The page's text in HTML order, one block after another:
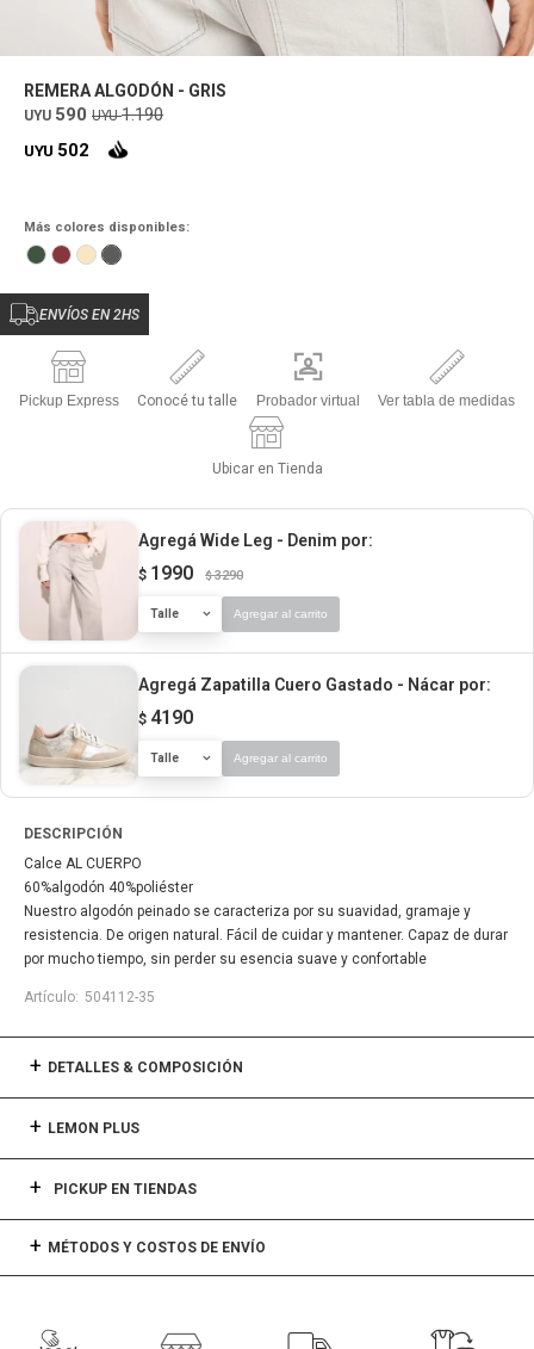
REMERA ALGODÓN - GRIS
UYU 590 UYU 1.190
UYU 502
Más colores disponibles:
ENVÍOS EN 2HS
Pickup Express Conocé tu talle Probador virtual Ver tabla de medidas
Ubicar en Tienda
Agregá Wide Leg - Denim por:
$ 1990 $ 3290
Talle Agregar al carrito
Agregá Zapatilla Cuero Gastado - Nácar por:
$ 4190
Talle Agregar al carrito
DESCRIPCIÓN
Calce AL CUERPO
60%algodón 40%poliéster
Nuestro algodón peinado se caracteriza por su suavidad, gramaje y
resistencia. De origen natural. Fácil de cuidar y mantener. Capaz de durar
por mucho tiempo, sin perder su esencia suave y confortable
504112-35
DETALLES & COMPOSICIÓN
LEMON PLUS
PICKUP EN TIENDAS
MÉTODOS Y COSTOS DE ENVÍO